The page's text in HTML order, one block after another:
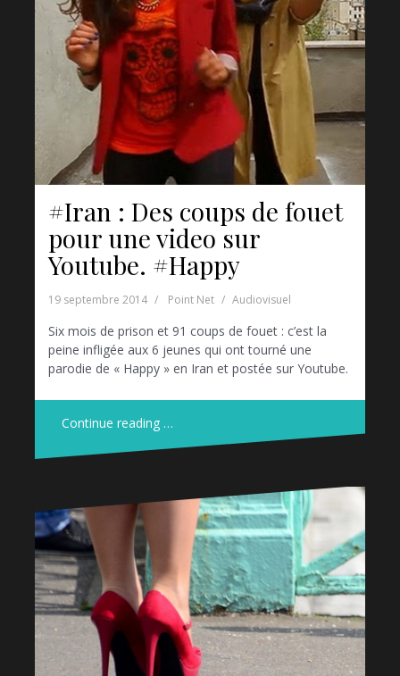
#Iran : Des coups de fouet
pour une video sur
Youtube. #Happy
19 septembre 2014 Point Net Audiovisuel
Six mois de prison et 91 coups de fouet : c’est la
peine infligée aux 6 jeunes qui ont tourné une
parodie de « Happy » en Iran et postée sur Youtube.
Continue reading …